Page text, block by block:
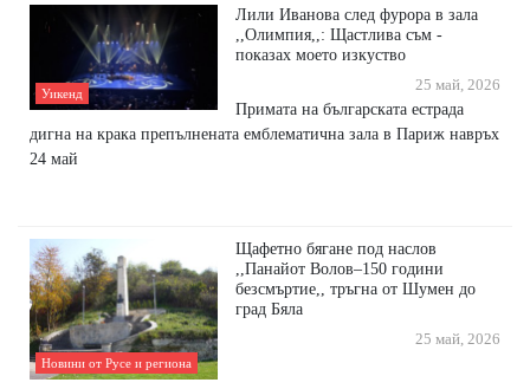
Уикенд
Лили Иванова след фурора в зала
,,Олимпия,,: Щастлива съм -
показах моето изкуство
25 май, 2026
Примата на българската естрада
дигна на крака препълнената емблематична зала в Париж навръх
24 май
Новини от Русе и региона
Щафетно бягане под наслов
,,Панайот Волов–150 години
безсмъртие,, тръгна от Шумен до
град Бяла
25 май, 2026